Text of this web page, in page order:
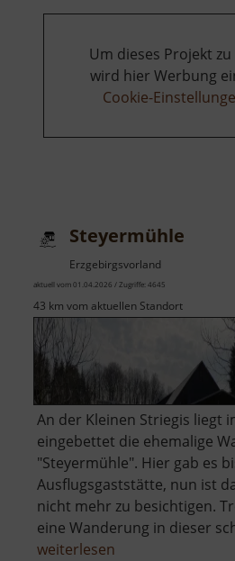
Um dieses Projekt
wird hier Werbung
Cookie-
Steyermühle
Erzgebirgsvorland
aktuell vom 01.04.2026 / Zugriffe: 4645
43 km vom aktuellen Standort
An der Kleinen Striegis liegt
eingebettet die ehemalige
"Steyermühle". Hier gab es
Ausflugsgaststätte, nun ist
nicht mehr zu besichtigen.
eine Wanderung in dieser
weiterlesen